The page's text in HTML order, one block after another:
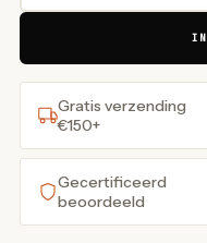
IN
Gratis verzending
€150+
Gecertificeerd
beoordeeld